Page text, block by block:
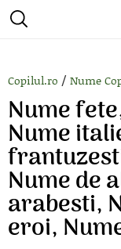
Copilul.ro / Nume
Nume
Nume
Nume de
arabesti,
eroi,